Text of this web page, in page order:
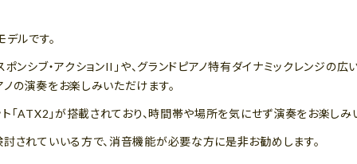
ルです。
ポンシブ・アクションII」や、グランドピアノ特有ダイナミックレンジの
の演奏をお楽しみいただけます。
「ATX2」が搭載されており、時間帯や場所を気にせず演奏をお楽しみ
されていいる方で、消音機能が必要な方に是非お勧めします。